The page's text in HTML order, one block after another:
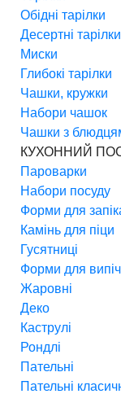
Обідні тарілки
Десертні тарілки
Миски
Глибокі тарілки
Чашки, кружки
Набори чашок
Чашки з
КУХОННИЙ
Пароварки
Набори посуду
Форми для
Камінь для піци
Гусятниці
Форми для
Жаровні
Деко
Каструлі
Рондлі
Пательні
Пательні